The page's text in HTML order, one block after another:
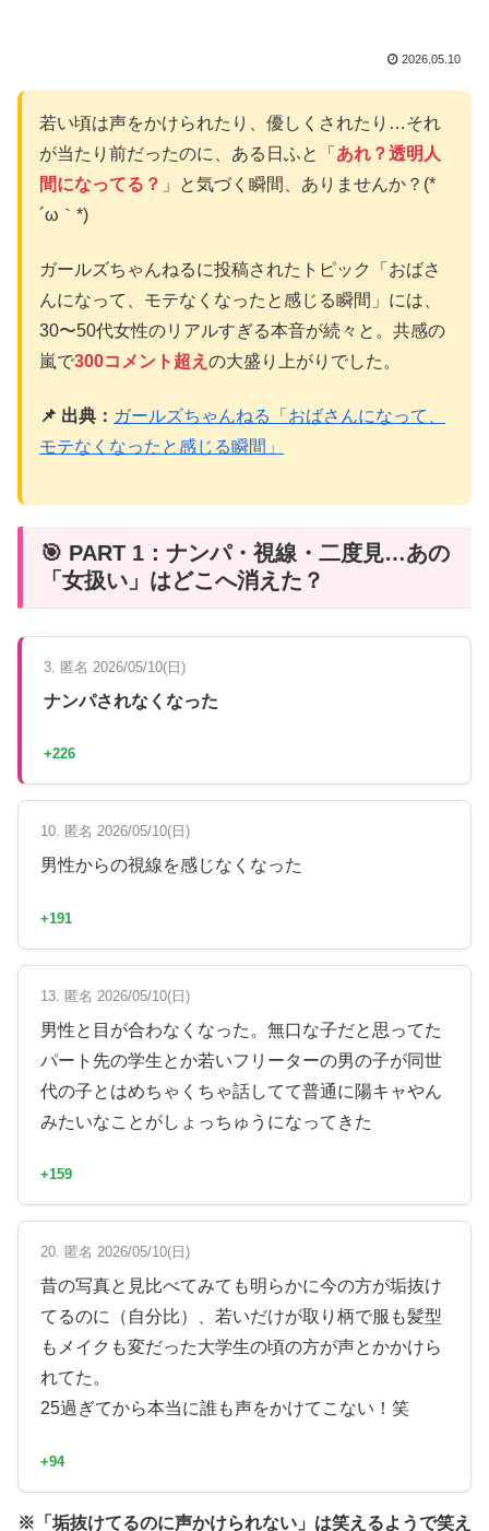
2026.05.10
若い頃は声をかけられたり、優しくされたり…それ
が当たり前だったのに、ある日ふと「 あれ？透明人
間になってる？ 」と気づく瞬間、ありませんか？(*
´ω｀*)
ガールズちゃんねるに投稿されたトピック「おばさ
んになって、モテなくなったと感じる瞬間」には、
30〜50代女性のリアルすぎる本音が続々と。共感の
嵐で300コメント超え の大盛り上がりでした。
📌 出典： ガールズちゃんねる「おばさんになって、
モテなくなったと感じる瞬間」
🎯 PART 1：ナンパ・視線・二度見…あの
「女扱い」はどこへ消えた？
3. 匿名 2026/05/10(日)
ナンパされなくなった
+226
10. 匿名 2026/05/10(日)
男性からの視線を感じなくなった
+191
13. 匿名 2026/05/10(日)
男性と目が合わなくなった。無口な子だと思ってた
パート先の学生とか若いフリーターの男の子が同世
代の子とはめちゃくちゃ話してて普通に陽キャやん
みたいなことがしょっちゅうになってきた
+159
20. 匿名 2026/05/10(日)
昔の写真と見比べてみても明らかに今の方が垢抜け
てるのに（自分比）、若いだけが取り柄で服も髪型
もメイクも変だった大学生の頃の方が声とかかけら
れてた。
25過ぎてから本当に誰も声をかけてこない！笑
+94
※「垢抜けてるのに声かけられない」は笑えるようで笑え